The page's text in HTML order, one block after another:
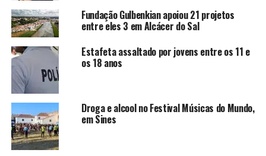
Fundação Gulbenkian apoiou 21 projetos
entre eles 3 em Alcácer do Sal
Estafeta assaltado por jovens entre os 11 e
os 18 anos
Droga e alcool no Festival Músicas do Mundo,
em Sines